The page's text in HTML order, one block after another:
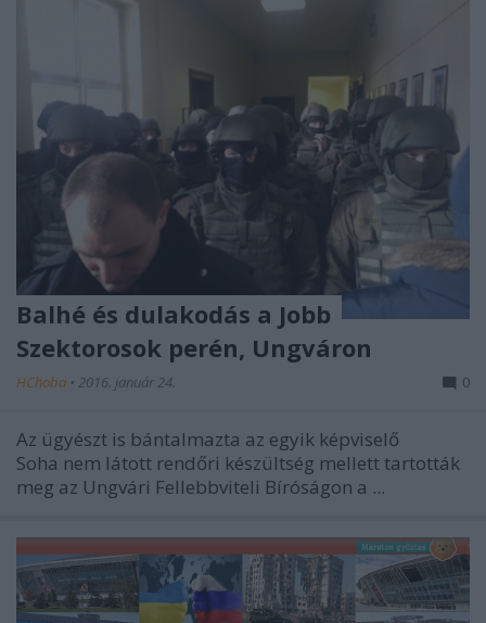
Balhé és dulakodás a Jobb
Szektorosok perén, Ungváron
HChoba • 2016. január 24. 0
Az ügyészt is bántalmazta az egyik képviselő
Soha nem látott rendőri készültség mellett tartották
meg az Ungvári Fellebbviteli Bíróságon a ...